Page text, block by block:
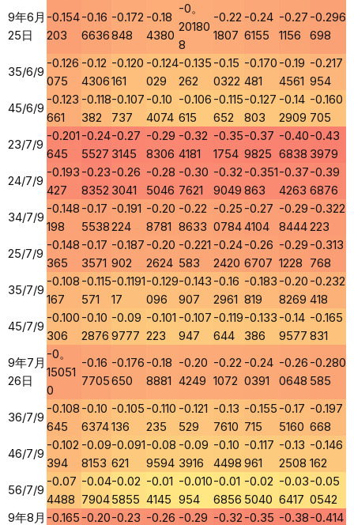
9年6月
25日
-0.154
203
-0.16
6636
-0.172
848
-0.18
4380
-0。
20180
8
-0.22
1807
-0.24
6155
-0.27
1156
-0.296
698
35/6/9
-0.126
075
-0.12
4306
-0.120
161
-0.124
029
-0.135
262
-0.15
0322
-0.170
481
-0.19
4561
-0.217
954
45/6/9
-0.123
661
-0.118
382
-0.107
737
-0.10
4074
-0.106
615
-0.115
652
-0.127
803
-0.14
2909
-0.160
705
23/7/9
-0.201
645
-0.24
5527
-0.27
3145
-0.29
8306
-0.32
4181
-0.35
1754
-0.37
9825
-0.40
6838
-0.43
3979
24/7/9
-0.193
427
-0.23
8352
-0.26
3041
-0.28
5046
-0.30
7621
-0.32
9049
-0.351
863
-0.37
4263
-0.39
6876
34/7/9
-0.148
198
-0.17
5538
-0.191
224
-0.20
8781
-0.22
8633
-0.25
0784
-0.27
4104
-0.29
8444
-0.322
223
25/7/9
-0.148
365
-0.17
3571
-0.187
902
-0.20
2624
-0.221
583
-0.24
2420
-0.26
6707
-0.29
1228
-0.313
768
35/7/9
-0.108
167
-0.115
571
-0.1191
17
-0.129
096
-0.143
907
-0.16
2961
-0.183
819
-0.20
8269
-0.232
418
45/7/9
-0.100
306
-0.10
2876
-0.09
9777
-0.101
223
-0.107
947
-0.119
644
-0.133
386
-0.14
9577
-0.165
831
9年7月
26日
-0。
15051
0
-0.16
7705
-0.176
650
-0.18
8881
-0.20
4249
-0.22
1072
-0.24
0391
-0.26
0648
-0.280
585
36/7/9
-0.108
645
-0.10
6374
-0.105
136
-0.110
235
-0.121
529
-0.13
7610
-0.155
715
-0.17
5160
-0.197
668
46/7/9
-0.102
394
-0.09
8153
-0.091
621
-0.08
9594
-0.09
3916
-0.10
4498
-0.117
961
-0.13
2508
-0.146
162
56/7/9
-0.07
4488
-0.04
7904
-0.02
5855
-0.01
4145
-0.010
954
-0.01
6856
-0.02
5040
-0.03
6417
-0.05
0542
9年8月 -0.165 -0.20-0.23 -0.26 -0.29 -0.32 -0.35 -0.38-0.414